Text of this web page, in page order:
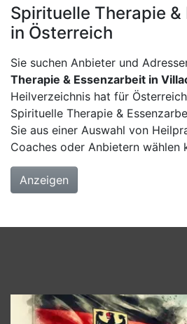
Spirituelle Therapie
in Österreich
Sie suchen Anbieter und
Therapie & Essenzarbeit in
Heilverzeichnis hat für
Spirituelle Therapie &
Sie aus einer Auswahl von
Coaches oder Anbietern wählen
Anzeigen